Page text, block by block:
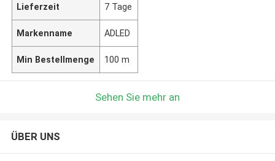
Lieferzeit 7 Tage
Markenname ADLED
Min Bestellmenge 100 m
Sehen Sie mehr an
ÜBER UNS